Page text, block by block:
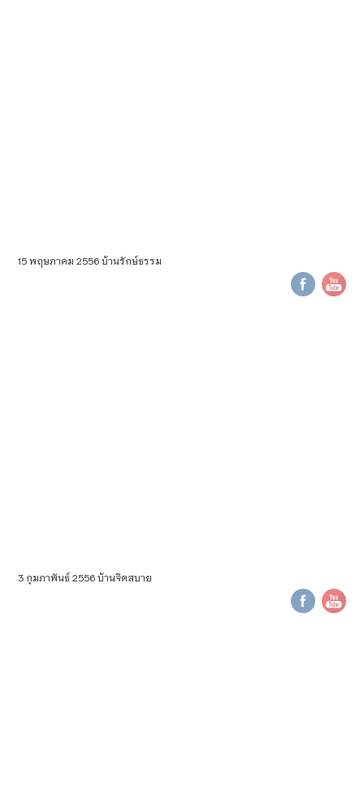
15 พฤษภาคม 2556 บ้านรักษ์ธรรม
3 กุมภาพันธ์ 2556 บ้านจิตสบาย